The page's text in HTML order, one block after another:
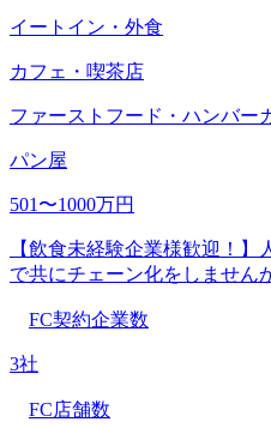
イートイン・外食
カフェ・喫茶店
ファーストフード・ハンバー
パン屋
501〜1000万円
【飲食未経験企業様歓迎！
で共にチェーン化をしません
FC契約企業数
3社
FC店舗数